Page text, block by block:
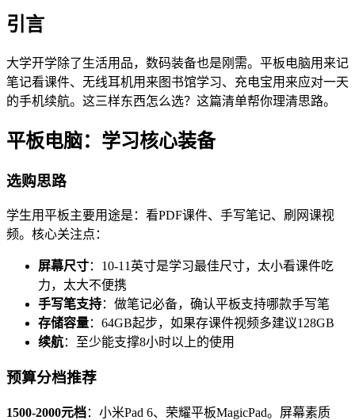
引言
大学开学除了生活用品，数码装备也是刚需。平板电脑用来记
笔记看课件、无线耳机用来图书馆学习、充电宝用来应对一天
的手机续航。这三样东西怎么选？这篇清单帮你理清思路。
平板电脑：学习核心装备
选购思路
学生用平板主要用途是：看PDF课件、手写笔记、刷网课视
频。核心关注点：
屏幕尺寸：10-11英寸是学习最佳尺寸，太小看课件吃
力，太大不便携
手写笔支持：做笔记必备，确认平板支持哪款手写笔
存储容量：64GB起步，如果存课件视频多建议128GB
续航：至少能支撑8小时以上的使用
预算分档推荐
1500-2000元档：小米Pad 6、荣耀平板MagicPad。屏幕素质